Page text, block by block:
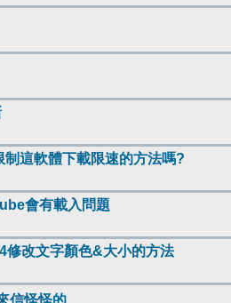
制這軟體下載限速的方法嗎?
會有載入問題
修改文字顏色&大小的方法
信怪怪的